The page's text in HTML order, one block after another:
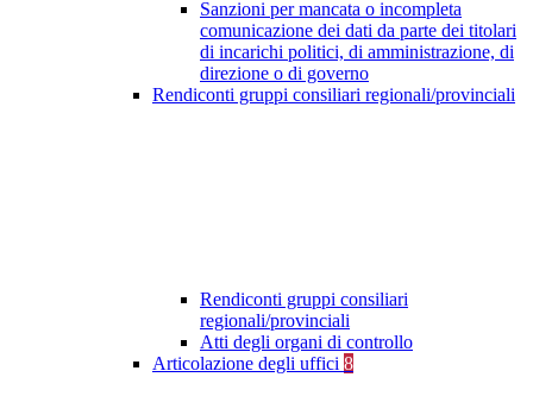
Sanzioni per mancata o incompleta
comunicazione dei dati da parte dei titolari
di incarichi politici, di amministrazione, di
direzione o di governo
Rendiconti gruppi consiliari regionali/provinciali
Rendiconti gruppi consiliari
regionali/provinciali
Atti degli organi di controllo
Articolazione degli uffici 8